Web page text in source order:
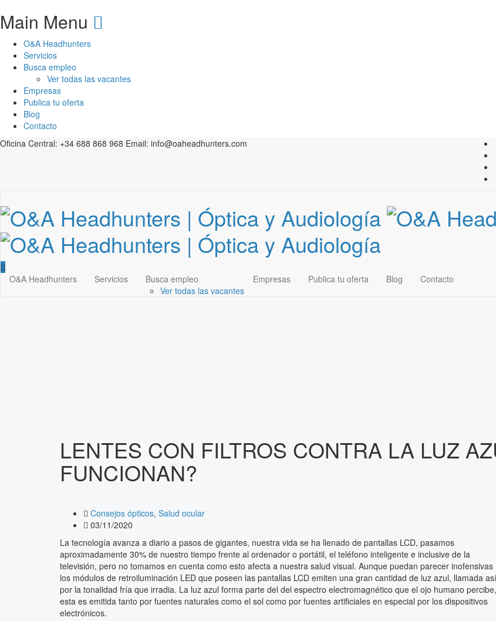
Main Menu
O&A Headhunters
Servicios
Busca empleo
Ver todas las vacantes
Empresas
Publica tu oferta
Blog
Contacto
Oficina Central: +34 688 868 968 Email: info@oaheadhunters.com
O&A Headhunters Servicios
Busca empleo
Ver todas las vacantes
Empresas Publica tu oferta Blog Contacto
LENTES CON FILTROS CONTRA LA LUZ
FUNCIONAN?
Consejos ópticos, Salud ocular
03/11/2020
La tecnología avanza a diario a pasos de gigantes, nuestra vida se ha llenado de pantallas LCD, pasamos
aproximadamente 30% de nuestro tiempo frente al ordenador o portátil, el teléfono inteligente e inclusive de la
televisión, pero no tomamos en cuenta como esto afecta a nuestra salud visual. Aunque puedan parecer inofensivas
los módulos de retroiluminación LED que poseen las pantallas LCD emiten una gran cantidad de luz azul, llamada así
por la tonalidad fría que irradia. La luz azul forma parte del del espectro electromagnético que el ojo humano percibe,
esta es emitida tanto por fuentes naturales como el sol como por fuentes artificiales en especial por los dispositivos
electrónicos.